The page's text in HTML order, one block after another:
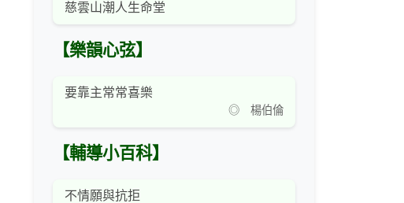
慈雲山潮人生命堂
【樂韻心弦】
要靠主常常喜樂
◎ 楊伯倫
【輔導小百科】
不情願與抗拒